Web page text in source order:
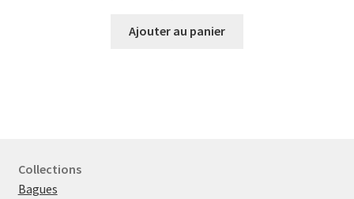
Ajouter au panier
Collections
Bagues